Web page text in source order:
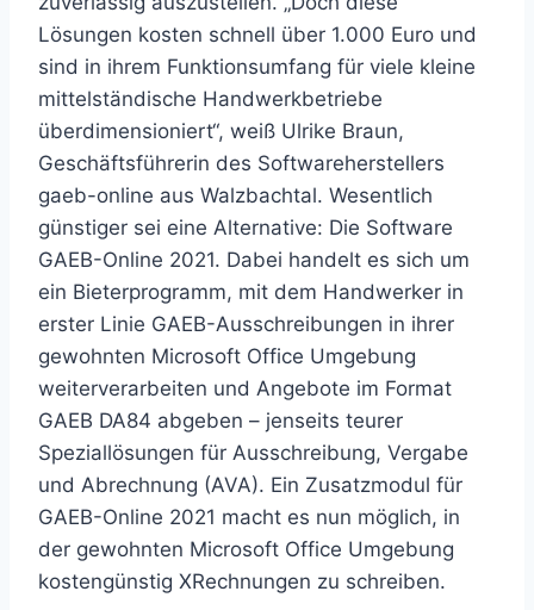
Lösungen kosten schnell über 1.000 Euro und
sind in ihrem Funktionsumfang für viele kleine
mittelständische Handwerkbetriebe
überdimensioniert“, weiß Ulrike Braun,
Geschäftsführerin des Softwareherstellers
gaeb-online aus Walzbachtal. Wesentlich
günstiger sei eine Alternative: Die Software
GAEB-Online 2021. Dabei handelt es sich um
ein Bieterprogramm, mit dem Handwerker in
erster Linie GAEB-Ausschreibungen in ihrer
gewohnten Microsoft Office Umgebung
weiterverarbeiten und Angebote im Format
GAEB DA84 abgeben – jenseits teurer
Speziallösungen für Ausschreibung, Vergabe
und Abrechnung (AVA). Ein Zusatzmodul für
GAEB-Online 2021 macht es nun möglich, in
der gewohnten Microsoft Office Umgebung
kostengünstig XRechnungen zu schreiben.